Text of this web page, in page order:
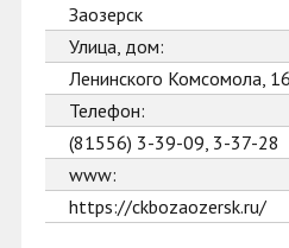
Заозерск
Улица, дом:
Ленинского Комсомола, 16
Телефон:
(81556) 3-39-09, 3-37-28
www:
https://ckbozaozersk.ru/